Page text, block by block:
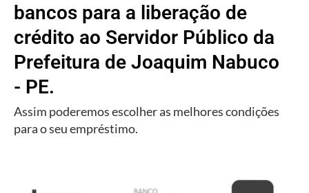
bancos para a liberação de
crédito ao Servidor Público da
Prefeitura de Joaquim Nabuco
- PE.
Assim poderemos escolher as melhores condições
para o seu empréstimo.